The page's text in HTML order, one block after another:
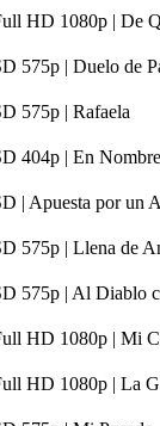
HD 1080p | De
575p | Duelo de
575p | Rafaela
404p | En
| Apuesta por un
575p | Llena de
575p | Al Diablo
HD 1080p | Mi
HD 1080p | La